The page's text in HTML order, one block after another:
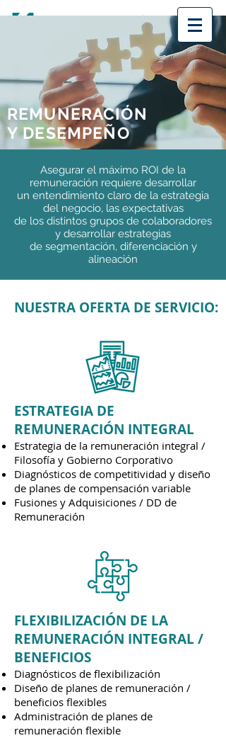
REMUNERACIÓN
Y DESEMPEÑO
Asegurar el máximo ROI de la
remuneración requiere desarrollar
un entendimiento claro de la estrategia
del negocio, las expectativas
de los distintos grupos de colaboradores
y desarrollar estrategias
de segmentación, diferenciación y
alineación
NUESTRA OFERTA DE SERVICIO:
ESTRATEGIA DE
REMUNERACIÓN INTEGRAL
Estrategia de la remuneración integral /
Filosofía y Gobierno Corporativo
Diagnósticos de competitividad y diseño
de planes de compensación variable
Fusiones y Adquisiciones / DD de
Remuneración
FLEXIBILIZACIÓN DE LA
REMUNERACIÓN INTEGRAL /
BENEFICIOS
Diagnósticos de flexibilización
Diseño de planes de remuneración /
beneficios flexibles
Administración de planes de
remuneración flexible